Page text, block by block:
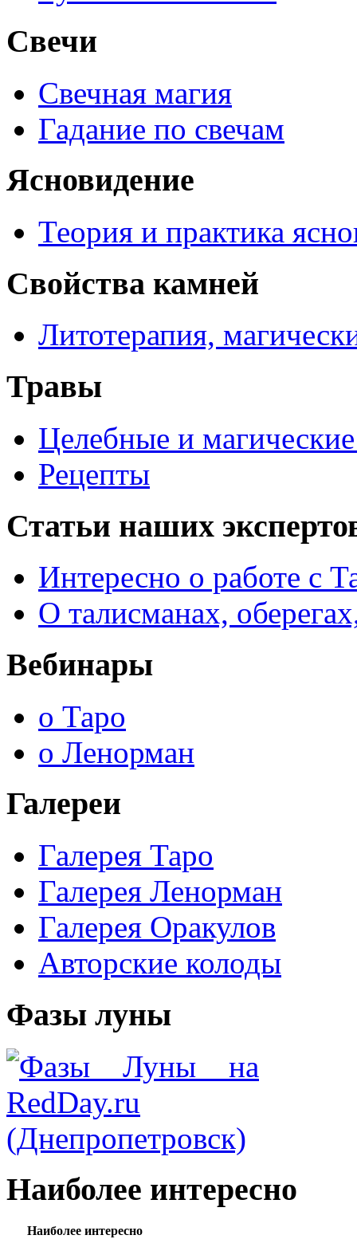
Свечи
Свечная магия
Гадание по свечам
Ясновидение
Теория и практика
Свойства камней
Литотерапия,
Травы
Целебные и магические
Рецепты
Статьи наших
Интересно о работе с
О талисманах,
Вебинары
о Таро
о Ленорман
Галереи
Галерея Таро
Галерея Ленорман
Галерея Оракулов
Авторские колоды
Фазы луны
Наиболее интересно
Наиболее интересно